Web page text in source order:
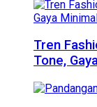
Tren
Tone,